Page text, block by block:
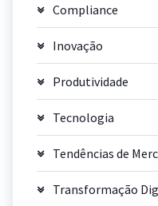
Compliance
Inovação
Produtividade
Tecnologia
Tendências de
Transformação